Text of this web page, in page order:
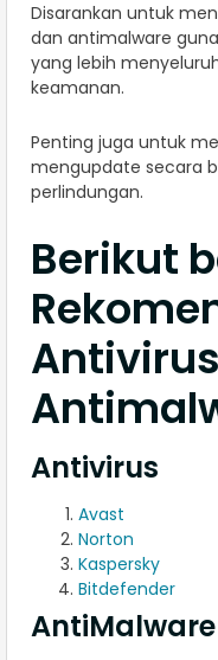
Disarankan untuk
dan antimalware
yang lebih
keamanan.
Penting juga untuk
mengupdate secara
perlindungan.
Berikut
Antivirus
Avast
Norton
Kaspersky
Bitdefender
AntiMalware